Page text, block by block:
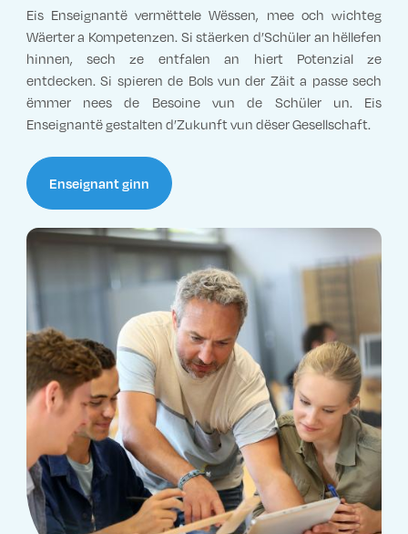
Eis Enseignantë vermëttele Wëssen, mee och wichteg
Wäerter a Kompetenzen. Si stäerken d’Schüler an hëllefen
hinnen, sech ze entfalen an hiert Potenzial ze
entdecken. Si spieren de Bols vun der Zäit a passe sech
ëmmer nees de Besoine vun de Schüler un. Eis
Enseignantë gestalten d’Zukunft vun dëser Gesellschaft.
Enseignant ginn